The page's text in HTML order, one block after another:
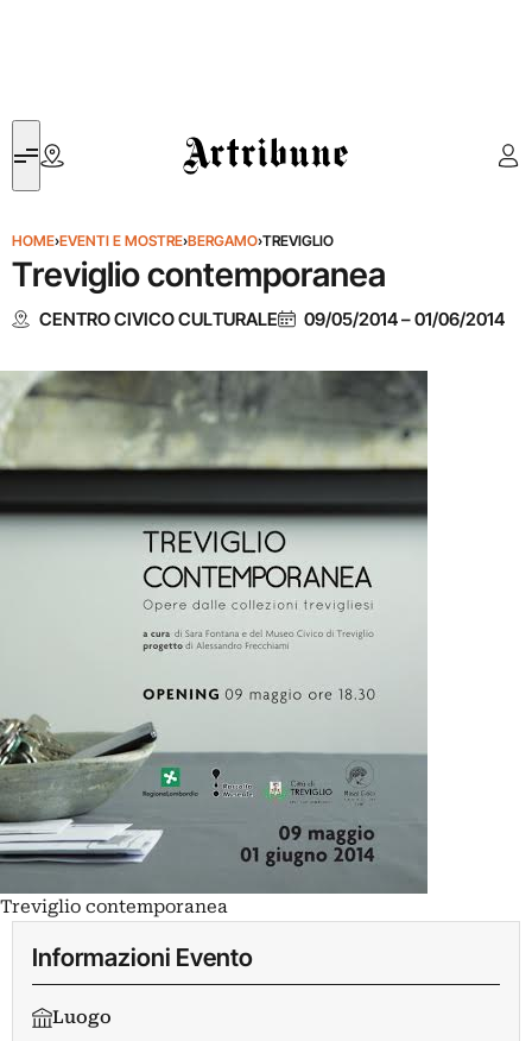
Artribune
HOME›EVENTI E MOSTRE›BERGAMO›TREVIGLIO
Treviglio contemporanea
CENTRO CIVICO CULTURALE 09/05/2014–01/06/2014
Treviglio contemporanea
Informazioni Evento
Luogo